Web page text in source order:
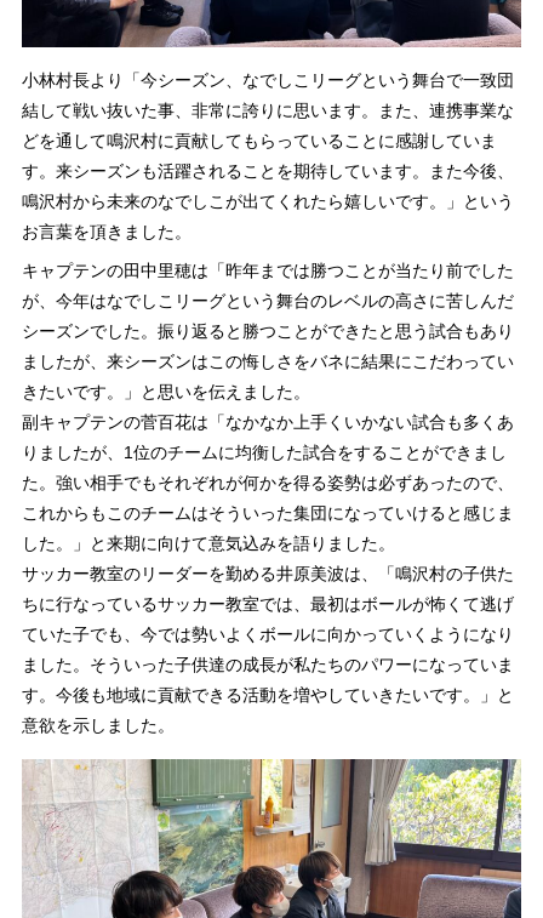
小林村長より「今シーズン、なでしこリーグという舞台で一致団
結して戦い抜いた事、非常に誇りに思います。また、連携事業な
どを通して鳴沢村に貢献してもらっていることに感謝していま
す。来シーズンも活躍されることを期待しています。また今後、
鳴沢村から未来のなでしこが出てくれたら嬉しいです。」という
お言葉を頂きました。
キャプテンの田中里穂は「昨年までは勝つことが当たり前でした
が、今年はなでしこリーグという舞台のレベルの高さに苦しんだ
シーズンでした。振り返ると勝つことができたと思う試合もあり
ましたが、来シーズンはこの悔しさをバネに結果にこだわってい
きたいです。」と思いを伝えました。
副キャプテンの菅百花は「なかなか上手くいかない試合も多くあ
りましたが、1位のチームに均衡した試合をすることができまし
た。強い相手でもそれぞれが何かを得る姿勢は必ずあったので、
これからもこのチームはそういった集団になっていけると感じま
した。」と来期に向けて意気込みを語りました。
サッカー教室のリーダーを勤める井原美波は、「鳴沢村の子供た
ちに行なっているサッカー教室では、最初はボールが怖くて逃げ
ていた子でも、今では勢いよくボールに向かっていくようになり
ました。そういった子供達の成長が私たちのパワーになっていま
す。今後も地域に貢献できる活動を増やしていきたいです。」と
意欲を示しました。